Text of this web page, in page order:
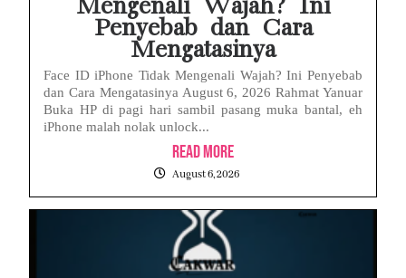
Mengenali Wajah? Ini
Penyebab dan Cara
Mengatasinya
Face ID iPhone Tidak Mengenali Wajah? Ini Penyebab
dan Cara Mengatasinya August 6, 2026 Rahmat Yanuar
Buka HP di pagi hari sambil pasang muka bantal, eh
iPhone malah nolak unlock...
Read More
August 6, 2026